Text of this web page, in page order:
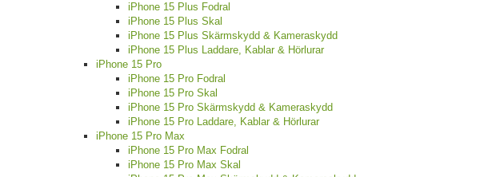
iPhone 15 Plus Fodral
iPhone 15 Plus Skal
iPhone 15 Plus Skärmskydd & Kameraskydd
iPhone 15 Plus Laddare, Kablar & Hörlurar
iPhone 15 Pro
iPhone 15 Pro Fodral
iPhone 15 Pro Skal
iPhone 15 Pro Skärmskydd & Kameraskydd
iPhone 15 Pro Laddare, Kablar & Hörlurar
iPhone 15 Pro Max
iPhone 15 Pro Max Fodral
iPhone 15 Pro Max Skal